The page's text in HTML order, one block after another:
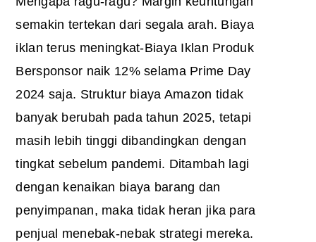
semakin tertekan dari segala arah. Biaya
iklan terus meningkat-Biaya Iklan Produk
Bersponsor naik 12% selama Prime Day
2024 saja. Struktur biaya Amazon tidak
banyak berubah pada tahun 2025, tetapi
masih lebih tinggi dibandingkan dengan
tingkat sebelum pandemi. Ditambah lagi
dengan kenaikan biaya barang dan
penyimpanan, maka tidak heran jika para
penjual menebak-nebak strategi mereka.